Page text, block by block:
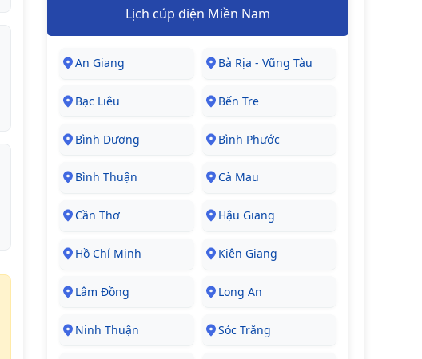
Lịch cúp điện Miền Nam
An Giang Bà Rịa - Vũng Tàu
Bạc Liêu Bến Tre
Bình Dương Bình Phước
Bình Thuận Cà Mau
Cần Thơ Hậu Giang
Hồ Chí Minh Kiên Giang
Lâm Đồng Long An
Ninh Thuận Sóc Trăng